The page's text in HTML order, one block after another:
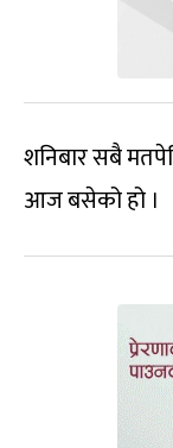
शनिबार सबै
आज बसेको हो ।